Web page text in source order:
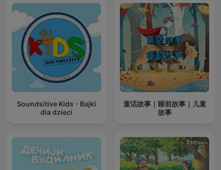
Soundsitive Kids - Bajki
dla dzieci
童话故事｜睡前故事｜儿童
故事